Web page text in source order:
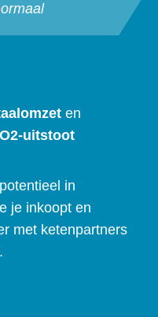
en
uitstoot
in
je inkoopt en
met ketenpartners